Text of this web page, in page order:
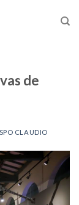
de
CLAUDIO